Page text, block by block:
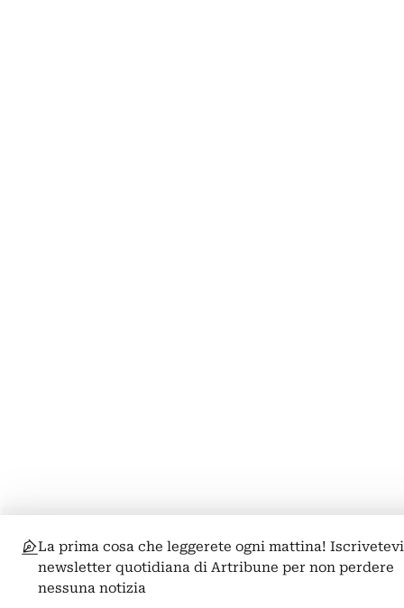
La prima cosa che leggerete ogni mattina!
newsletter quotidiana di Artribune per non perdere
nessuna notizia